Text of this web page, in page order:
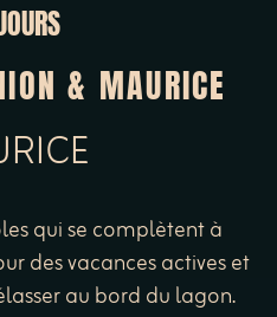
& MAURICE
qui se complètent à
des vacances actives et
au bord du lagon.